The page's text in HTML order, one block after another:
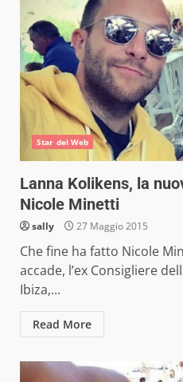
Star del Web
Lanna Kolikens, la
Nicole Minetti
sally 27 Maggio 2015
Che fine ha fatto Nicole
accade, l’ex Consigliere
Ibiza,...
Read More